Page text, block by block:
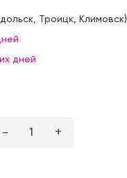
, Троицк, Климовск)
дней
– 1 +